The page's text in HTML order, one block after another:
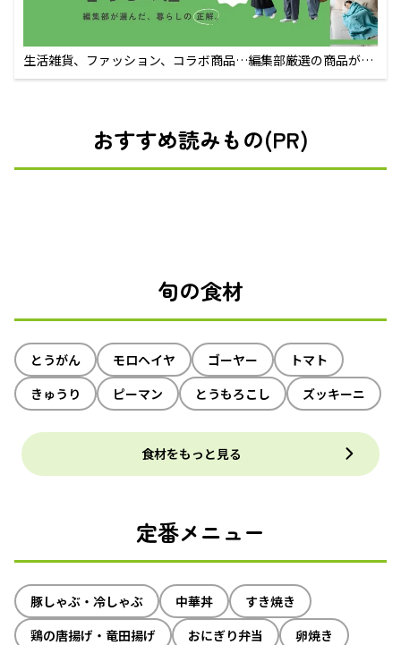
生活雑貨、ファッション、コラボ商品…編集部厳選の商品が買
えるECサイト
おすすめ読みもの(PR)
旬の食材
とうがん モロヘイヤ ゴーヤー
トマト
きゅうり
ピーマン とうもろこし ズッキーニ
食材をもっと見る
定番メニュー
豚しゃぶ・冷しゃぶ 中華丼
すき焼き
鶏の唐揚げ・竜田揚げ
おにぎり弁当
卵焼き